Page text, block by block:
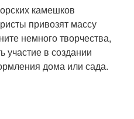
камешков
привозят массу
немного творчества,
участие в создании
дома или сада.